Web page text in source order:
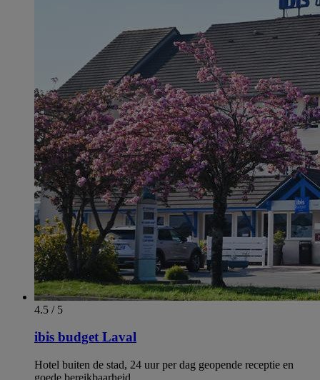
4.5 / 5
ibis budget Laval
Hotel buiten de stad, 24 uur per dag geopende receptie en